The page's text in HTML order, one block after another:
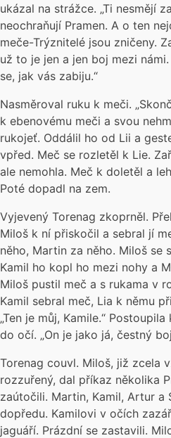
ukázal na strážce. „Ti nesmějí
neochraňují Pramen. A o ten
meče-Trýznitelé jsou zničeny.
už to je jen a jen boj mezi
se, jak vás zabiju.“
Nasměroval ruku k meči.
k ebenovému meči a svou
rukojeť. Oddálil ho od Lii a
vpřed. Meč se rozletěl k Lie.
ale nemohla. Meč k doletěl a
Poté dopadl na zem.
Vyjevený Torenag zkoprněl.
Miloš k ní přiskočil a sebral jí
něho, Martin za něho. Miloš se
Kamil ho kopl ho mezi nohy a
Miloš pustil meč a s rukama v
Kamil sebral meč, Lia k němu
„Ten je můj, Kamile.“
do očí. „On je jako já, čestný
Torenag couvl. Miloš, již zcela
rozzuřený, dal příkaz několika
zaútočili. Martin, Kamil, Artur a
dopředu. Kamilovi v očích
jaguáří. Prázdní se zastavili.